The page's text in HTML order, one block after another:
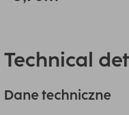
Technical
Dane techniczne